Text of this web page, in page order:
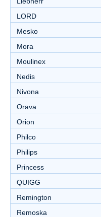
LORD
Mesko
Mora
Moulinex
Nedis
Nivona
Orava
Orion
Philco
Philips
Princess
QUIGG
Remington
Remoska